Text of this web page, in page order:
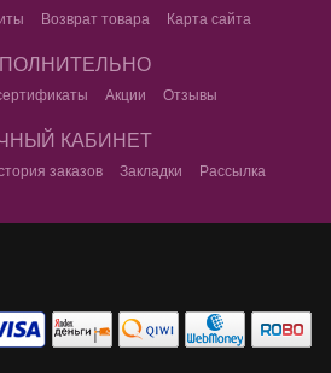
Возврат товара Карта сайта
Акции Отзывы
КАБИНЕТ
заказов Закладки Рассылка